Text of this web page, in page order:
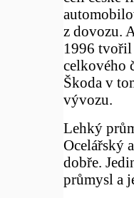
z dovozu.
1996 tvořil
celkového
Škoda v
vývozu.
Lehký
Ocelářský
dobře.
průmysl a